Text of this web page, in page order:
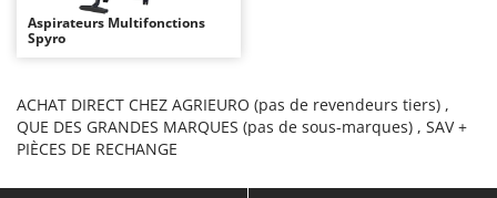
Autolaveuses
Autres produits
B
Balayeuses
Bancs de scie pour le bois - Scies à bûches
Ambrogio Robot
Annovi Reverberi
Archman
Arco
Ardes
Aspirateurs Multifonctions
Spyro
ACHAT DIRECT CHEZ AGRIEURO (pas de revendeurs tiers) ,
QUE DES GRANDES MARQUES (pas de sous-marques) , SAV +
PIÈCES DE RECHANGE